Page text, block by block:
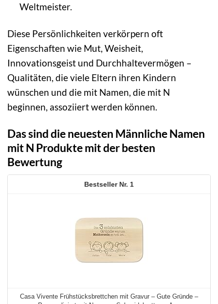
Weltmeister.
Diese Persönlichkeiten verkörpern oft
Eigenschaften wie Mut, Weisheit,
Innovationsgeist und Durchhaltevermögen –
Qualitäten, die viele Eltern ihren Kindern
wünschen und die mit Namen, die mit N
beginnen, assoziiert werden können.
Das sind die neuesten Männliche Namen
mit N Produkte mit der besten
Bewertung
1
Casa Vivente Frühstücksbrettchen mit Gravur – Gute Gründe –